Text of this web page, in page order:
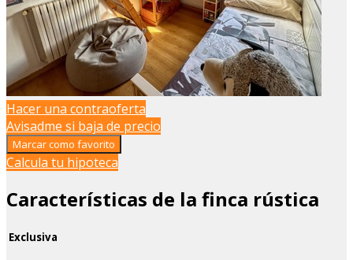
Hacer una contraoferta
Avisadme si baja de precio
Marcar como favorito
Calcula tu hipoteca
Características de la finca rústica
Exclusiva